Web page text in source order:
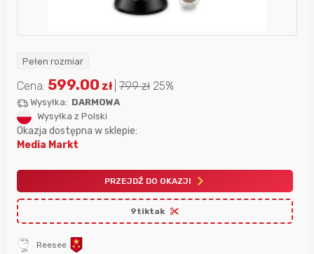
Pełen rozmiar
Reesee
Cena: 599.00 zł 799zł 25%
Wysyłka: DARMOWA
Wysyłka z Polski
Okazja dostępna w sklepie:
Media Markt
PRZEJDŹ DO OKAZJI
9tiktak